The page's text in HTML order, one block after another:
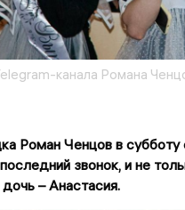
канала Романа
Роман Ченцов в субботу
звонок, и не
– Анастасия.